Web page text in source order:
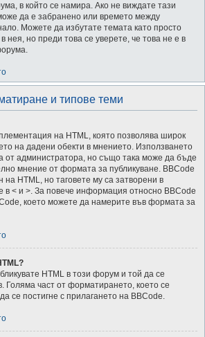
в който се намира. Ако не виждате тази
да е забранено или времето между
Можете да избутате темата като просто
нея, но преди това се уверете, че това не е в
и типове теми
на HTML, която позволява широк
на дадени обекти в мнението. Използването
от администратора, но също така може да бъде
мнение от формата за публикуване. BBCode
HTML, но таговете му са затворени в
в < и >. За повече информация относно BBCode
което можете да намерите във формата за
HTML в този форум и той да се
Голяма част от форматирането, което се
се постигне с прилагането на BBCode.